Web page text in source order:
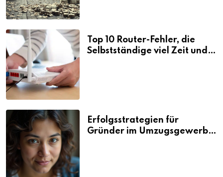
Top 10 Router-Fehler, die
Selbstständige viel Zeit und
Erfolgsstrategien für
Gründer im Umzugsgewerbe